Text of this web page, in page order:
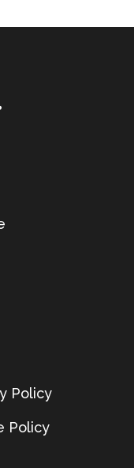
Policy
Policy